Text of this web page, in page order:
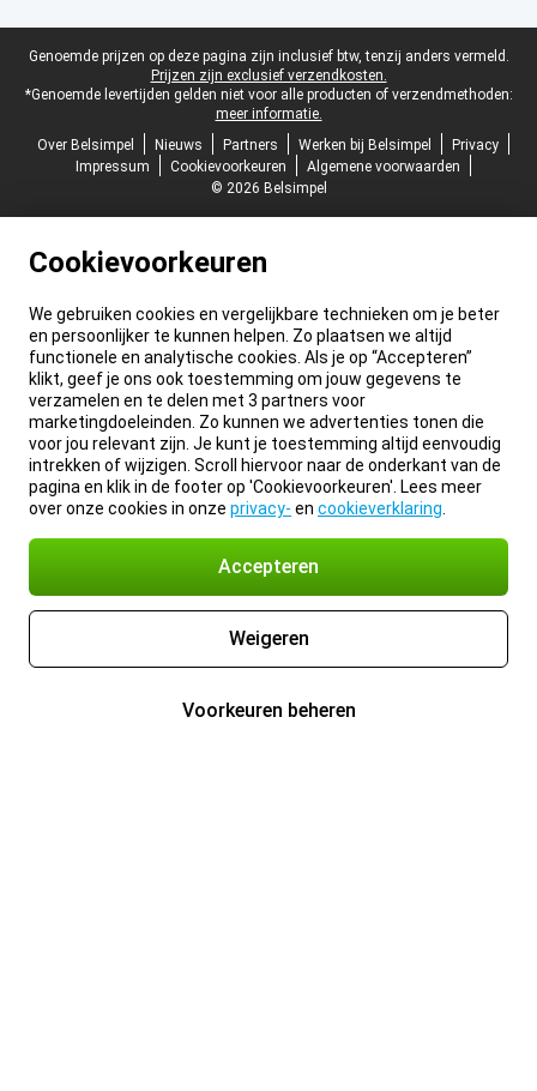
Juridische voettekst
Genoemde prijzen op deze pagina zijn inclusief btw, tenzij anders vermeld.
Prijzen zijn exclusief verzendkosten.
*Genoemde levertijden gelden niet voor alle producten of verzendmethoden:
meer informatie.
Over Belsimpel
Nieuws Partners Werken bij Belsimpel
Privacy
Impressum
Cookievoorkeuren
Algemene voorwaarden
© 2026 Belsimpel
Cookievoorkeuren
We gebruiken cookies en vergelijkbare technieken om je beter
en persoonlijker te kunnen helpen. Zo plaatsen we altijd
functionele en analytische cookies. Als je op “Accepteren”
klikt, geef je ons ook toestemming om jouw gegevens te
verzamelen en te delen met 3 partners voor
marketingdoeleinden. Zo kunnen we advertenties tonen die
voor jou relevant zijn. Je kunt je toestemming altijd eenvoudig
intrekken of wijzigen. Scroll hiervoor naar de onderkant van de
pagina en klik in de footer op 'Cookievoorkeuren'. Lees meer
over onze cookies in onze privacy- en cookieverklaring
Accepteren
Weigeren
Voorkeuren beheren